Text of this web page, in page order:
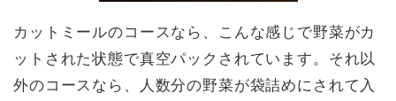
カットミールのコースなら、こんな感じで野菜がカ
ットされた状態で真空パックされています。それ以
外のコースなら、人数分の野菜が袋詰めにされて入